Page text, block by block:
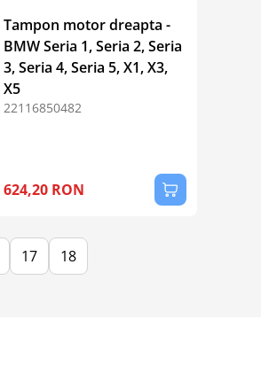
Tampon motor dreapta -
BMW Seria 1, Seria 2, Seria
3, Seria 4, Seria 5, X1, X3,
X5
22116850482
624,20 RON
17 18